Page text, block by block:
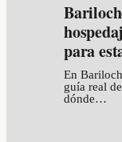
para
En
guía real
dónde…